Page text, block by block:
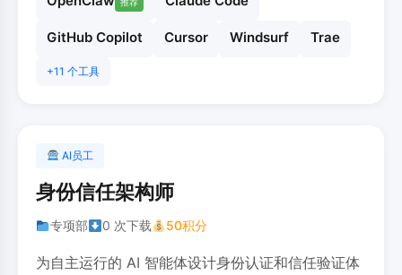
AI员工
身份信任架构师
专项部 0 次下载 50积分
为自主运行的 AI 智能体设计身份认证和信任验证体
GitHub Copilot Cursor Windsurf Trae
+11 个工具